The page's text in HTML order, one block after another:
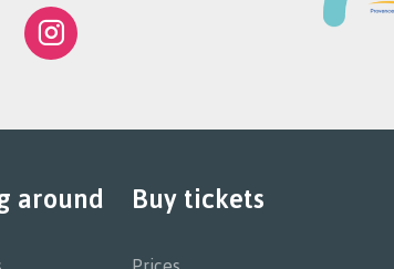
Instagram
around Buy tickets